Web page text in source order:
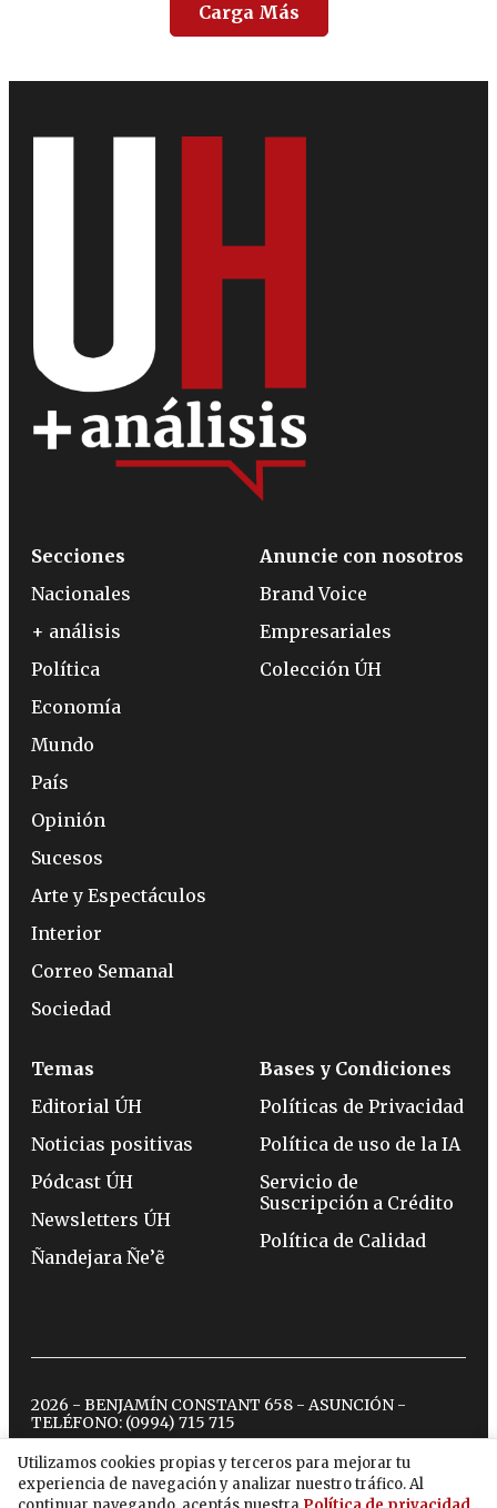
Carga Más
Utilizamos cookies propias y terceros para mejorar tu
experiencia de navegación y analizar nuestro tráfico. Al
Secciones
Nacionales
+ análisis
Política
Economía
Mundo
País
Opinión
Sucesos
Arte y Espectáculos
Interior
Correo Semanal
Sociedad
Anuncie con nosotros
Brand Voice
Empresariales
Colección ÚH
Temas
Editorial ÚH
Noticias positivas
Pódcast ÚH
Newsletters ÚH
Ñandejara Ñe’ẽ
Bases y Condiciones
Políticas de Privacidad
Política de uso de la IA
Servicio de
Suscripción a Crédito
Política de Calidad
2026 - BENJAMÍN CONSTANT 658 - ASUNCIÓN -
TELÉFONO: (0994) 715 715
twitterinstagram
facebook
tiktokyoutubespotify